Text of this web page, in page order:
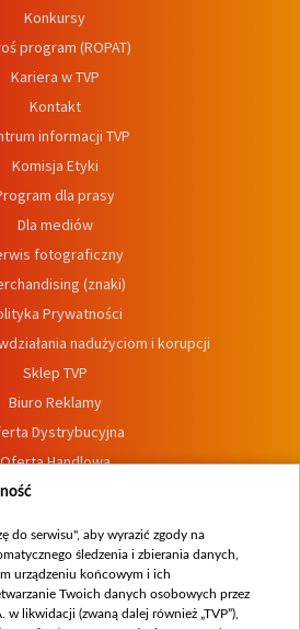
Konkursy
program (ROPAT)
Kariera w TVP
Kontakt
informacji TVP
Komisja Etyki
dla prasy
Dla mediów
fotograficzny
(znaki)
Prywatności
nadużyciom i korupcji
Sklep TVP
Biuro Reklamy
Dystrybucyjna
Oferta Handlowa
Dostępność
zgłoszeń wewnętrznych
do serwisu", aby wyrazić zgody na
śledzenia i zbierania danych,
urządzeniu końcowym i ich
Twoich danych osobowych przez
w likwidacji (zwaną dalej również „TVP”),